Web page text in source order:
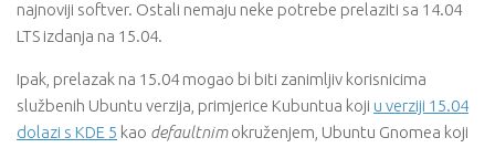
najnoviji softver. Ostali nemaju neke potrebe prelaziti sa 14.04
LTS izdanja na 15.04.
Ipak, prelazak na 15.04 mogao bi biti zanimljiv korisnicima
službenih Ubuntu verzija, primjerice Kubuntua koji u verziji 15.04
dolazi s KDE 5 kao defaultnimokruženjem, Ubuntu Gnomea koji